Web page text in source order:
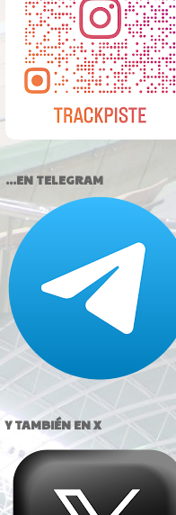
...EN TELEGRAM
Y TAMBIÉN EN X